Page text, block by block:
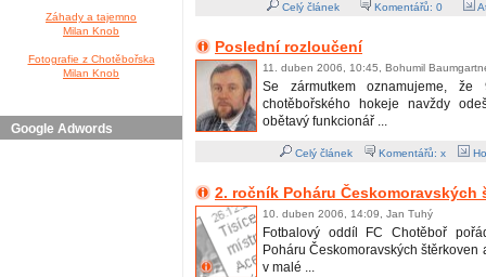
Záhady a tajemno
Milan Knob
Fotografie z Chotěbořska
Milan Knob
Google Adwords
Celý článek Komentářů: 0
Poslední rozloučení
11. duben 2006, 10:45, Bohumil
Se zármutkem oznamujeme,
chotěbořského hokeje navždy
obětavý funkcionář ...
Celý článek Komentářů: x
2. ročník Poháru Českomoravských
10. duben 2006, 14:09, Jan Tuhý
Fotbalový oddíl FC Chotěboř
Poháru Českomoravských štěrkoven
v malé ...